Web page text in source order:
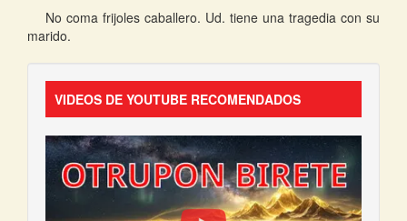
No coma frijoles caballero. Ud. tiene una tragedia con su
marido.
VIDEOS DE YOUTUBE RECOMENDADOS